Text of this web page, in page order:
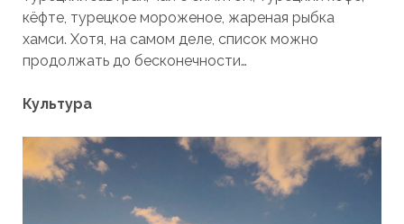
кёфте, турецкое мороженое, жареная рыбка
хамси. Хотя, на самом деле, список можно
продолжать до бесконечности…
Культура